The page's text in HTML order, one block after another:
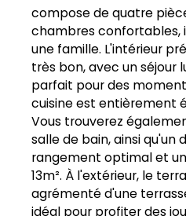
compose de quatre
chambres confortables,
une famille. L'intérieur
très bon, avec un séjour
parfait pour des
cuisine est entièrement
Vous trouverez
salle de bain, ainsi qu'un
rangement optimal et
13m². À l'extérieur, le
agrémenté d'une
idéal pour profiter des